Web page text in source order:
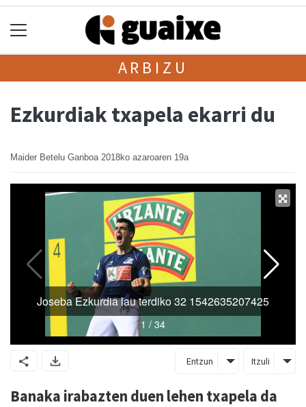
ARBIZU
Ezkurdiak txapela ekarri du
Maider Betelu Ganboa 2018ko azaroaren 19a
Entzun Itzuli
Banaka irabazten duen lehen txapela da